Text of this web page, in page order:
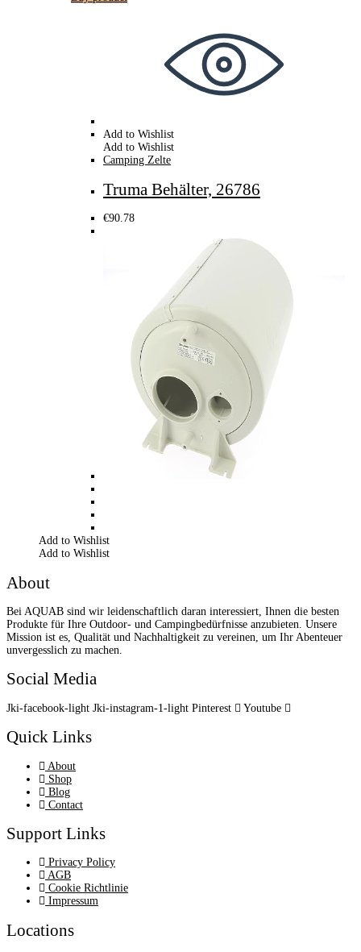
Add to Wishlist
Add to Wishlist
Camping Zelte
Truma Behälter, 26786
€90.78
Add to Wishlist
Add to Wishlist
About
Bei AQUAB sind wir leidenschaftlich daran interessiert, Ihnen die besten
Produkte für Ihre Outdoor- und Campingbedürfnisse anzubieten. Unsere
Mission ist es, Qualität und Nachhaltigkeit zu vereinen, um Ihr Abenteuer
unvergesslich zu machen.
Social Media
Jki-facebook-light Jki-instagram-1-light Pinterest Youtube
Quick Links
About
Shop
Blog
Contact
Support Links
Privacy Policy
AGB
Cookie Richtlinie
Impressum
Locations